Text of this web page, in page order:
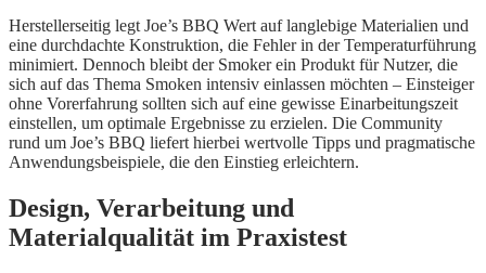
Herstellerseitig legt Joe’s BBQ Wert auf langlebige Materialien und
eine durchdachte Konstruktion, die Fehler in der Temperaturführung
minimiert. Dennoch bleibt der Smoker ein Produkt für Nutzer, die
sich auf das Thema Smoken intensiv einlassen möchten – Einsteiger
ohne Vorerfahrung sollten sich auf eine gewisse Einarbeitungszeit
einstellen, um optimale Ergebnisse zu erzielen. Die Community
rund um Joe’s BBQ liefert hierbei wertvolle Tipps und pragmatische
Anwendungsbeispiele, die den Einstieg erleichtern.
Design, Verarbeitung und
Materialqualität im Praxistest